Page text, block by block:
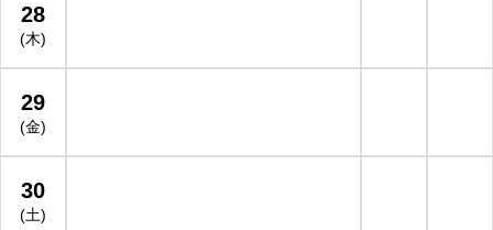
28
(木)
29
(金)
30
(土)